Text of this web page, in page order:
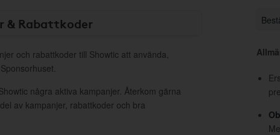
& Rabattkoder
och rabattkoder till Showtic att använda,
några aktiva kampanjer. Återkom gärna
av kampanjer, rabattkoder och bra